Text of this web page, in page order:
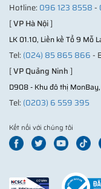
Hotline: 096 123 8558-
[VP Hà Nội]
LK 01.10, Liền kề Tổ 9 Mỗ
Tel: (024) 85 865 866-
[VP Quảng Ninh]
D908 - Khu đô thị
Tel: (0203) 6 559 395
Kết nối với chúng tôi